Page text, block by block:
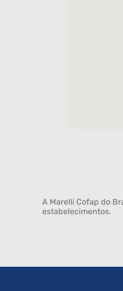
A Marelli Cofap do
estabelecimentos.